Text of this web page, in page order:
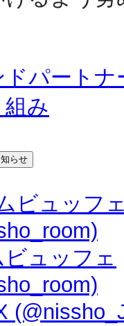
ドパートナ
み
らせ
ュッフェ